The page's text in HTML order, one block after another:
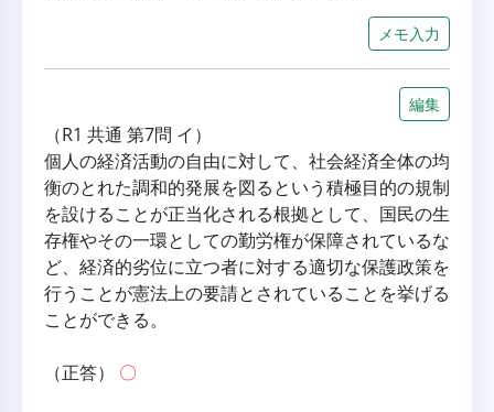
メモ入力
編集
（R1 共通 第7問 イ）
個人の経済活動の自由に対して、社会経済全体の均
衡のとれた調和的発展を図るという積極目的の規制
を設けることが正当化される根拠として、国民の生
存権やその一環としての勤労権が保障されているな
ど、経済的劣位に立つ者に対する適切な保護政策を
行うことが憲法上の要請とされていることを挙げる
ことができる。
（正答） 〇